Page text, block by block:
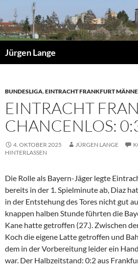
Inhalt
springen
Jürgen Lange
BUNDESLIGA,EINTRACHT FRANKFURT
EINTRACHT
CHANCENLOS:
4. OKTOBER 2025 JÜRGEN LANGE
HINTERLASSEN
Die Rolle als Bayern-Jäger legte
bereits in der 1. Spielminute ab, Diaz
in der Entstehung des Tores nicht gut
knappen halben Stunde führten die
Kane hatte getroffen (27.). Zwischen
Koch die eigene Latte getroffen und
dem in der Vorbereitung leider ein
war. Der Halbzeitstand: 0:2 aus